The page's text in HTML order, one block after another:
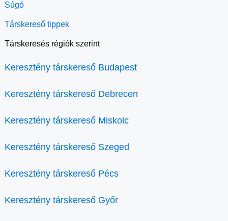
Súgó
Társkereső tippek
Társkeresés régiók szerint
Keresztény társkereső Budapest
Keresztény társkereső Debrecen
Keresztény társkereső Miskolc
Keresztény társkereső Szeged
Keresztény társkereső Pécs
Keresztény társkereső Győr